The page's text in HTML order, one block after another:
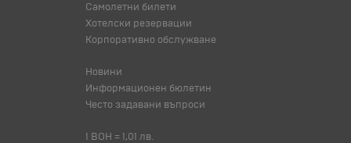
Самолетни билети
Хотелски резервации
Корпоративно обслужване
Новини
Информационен бюлетин
Често задавани въпроси
1 BOH = 1,01 лв.